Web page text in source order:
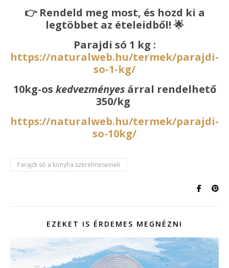
👉 Rendeld meg most, és hozd ki a
legtöbbet az ételeidből! 🌟
Parajdi só 1 kg :
https://naturalweb.hu/termek/parajdi-
so-1-kg/
10kg-os kedvezményesárral rendelhető
350/kg
https://naturalweb.hu/termek/parajdi-
so-10kg/
Parajdi só a konyha szerelmeseinek
EZEKET IS ÉRDEMES MEGNÉZNI